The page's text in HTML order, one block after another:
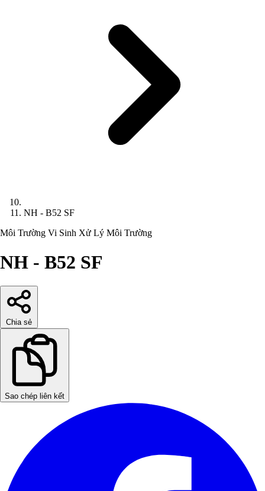
NH - B52 SF
Môi Trường Vi Sinh Xử Lý Môi Trường
NH - B52 SF
Chia sẻ
Sao chép liên kết